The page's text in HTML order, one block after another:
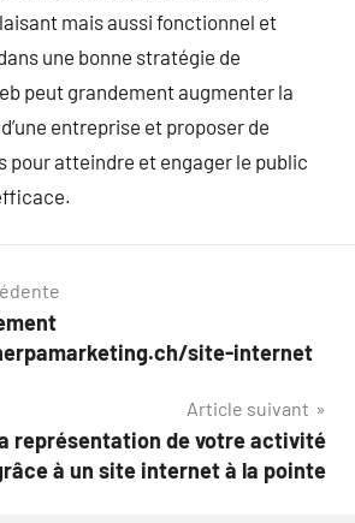
mais aussi fonctionnel et
une bonne stratégie de
peut grandement augmenter la
entreprise et proposer de
pour atteindre et engager le public
site-internet
Article suivant
représentation de votre activité
à un site internet à la pointe